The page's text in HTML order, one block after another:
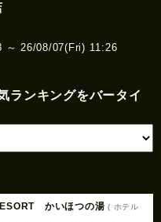
～ 26/08/07(Fri) 11:26
ランキングをバータイ
かいほつの湯 ( ホテル